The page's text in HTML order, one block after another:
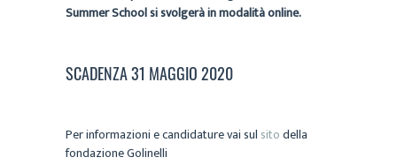
Summer School si svolgerà in modalità online.
SCADENZA 31 MAGGIO 2020
Per informazioni e candidature vai sul sitodella
fondazione Golinelli